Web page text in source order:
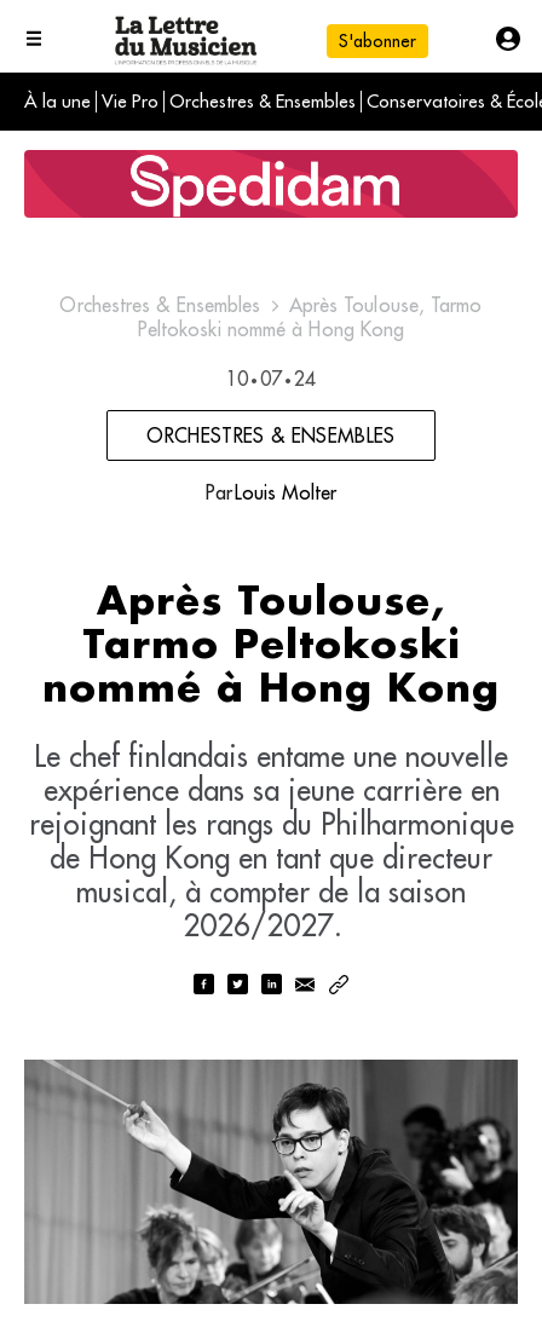
S'abonner
À la une Vie Pro Orchestres & Ensembles Conservatoires &
L'info du jour
Le numéro du mois
International
Orchestres & Ensembles
Après Toulouse, Tarmo
Peltokoski nommé à Hong Kong
10 • 07 • 24
ORCHESTRES & ENSEMBLES
ParLouis Molter
Après Toulouse,
Tarmo Peltokoski
nommé à Hong Kong
Le chef finlandais entame une nouvelle
expérience dans sa jeune carrière en
rejoignant les rangs du Philharmonique
de Hong Kong en tant que directeur
musical, à compter de la saison
2026/2027.